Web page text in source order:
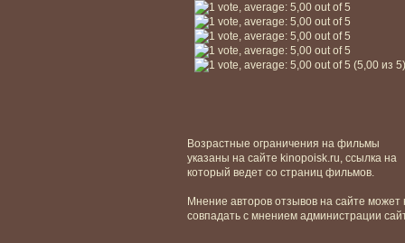
(5,00 из 5)
Возрастные ограничения на фильмы
указаны на сайте kinopoisk.ru, ссылка на
который ведет со страниц фильмов.
Мнение авторов отзывов на сайте может
совпадать с мнением администрации